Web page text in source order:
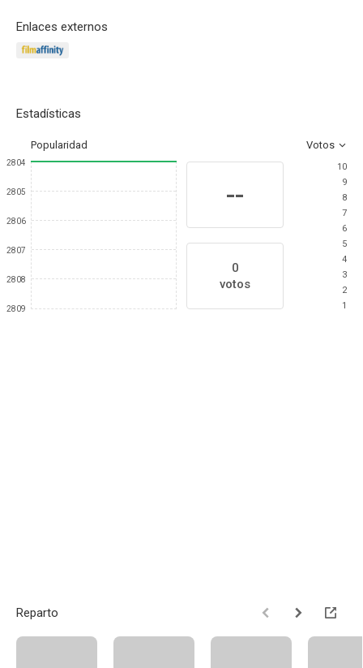
Enlaces externos
Estadísticas
Popularidad Votos
2804
2805
2806
2807
2808
2809
--
0
votos
10
9
8
7
6
5
4
3
2
1
Reparto